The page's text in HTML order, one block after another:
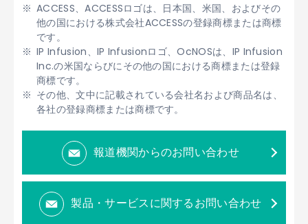
ACCESS、ACCESSロゴは、日本国、米国、およびその
他の国における株式会社ACCESSの登録商標または商標
です。
IP Infusion、IP Infusionロゴ、OcNOSは、IP Infusion
Inc.の米国ならびにその他の国における商標または登録
商標です。
その他、文中に記載されている会社名および商品名は、
各社の登録商標または商標です。
報道機関からのお問い合わせ
製品・サービスに関するお問い合わせ